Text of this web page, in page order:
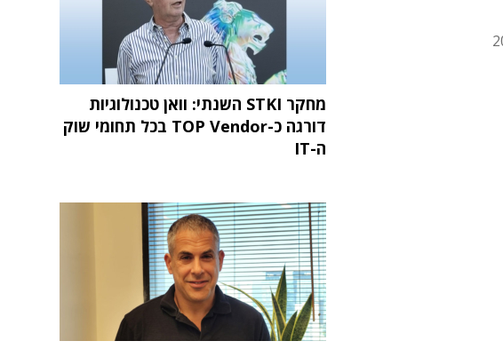
מחקר STKI השנתי: וואן טכנולוגיות
דורגה כ-TOP Vendor בכל תחומי שוק
ה-IT